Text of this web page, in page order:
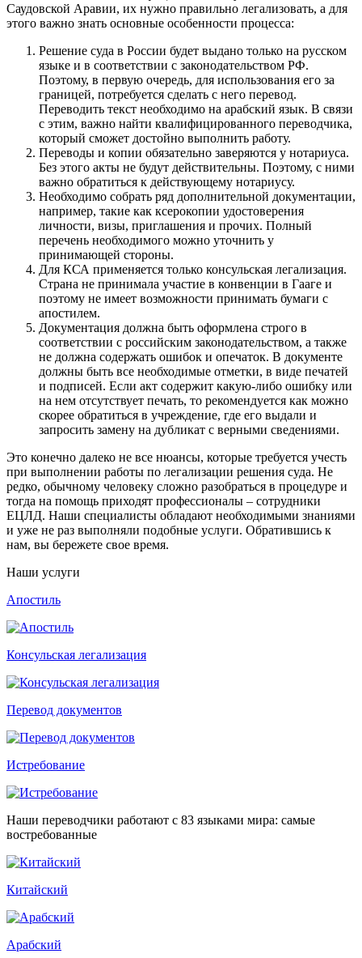
Саудовской Аравии, их нужно правильно легализовать, а для
этого важно знать основные особенности процесса:
Решение суда в России будет выдано только на русском
языке и в соответствии с законодательством РФ.
Поэтому, в первую очередь, для использования его за
границей, потребуется сделать с него перевод.
Переводить текст необходимо на арабский язык. В связи
с этим, важно найти квалифицированного переводчика,
который сможет достойно выполнить работу.
Переводы и копии обязательно заверяются у нотариуса.
Без этого акты не будут действительны. Поэтому, с ними
важно обратиться к действующему нотариусу.
Необходимо собрать ряд дополнительной документации,
например, такие как ксерокопии удостоверения
личности, визы, приглашения и прочих. Полный
перечень необходимого можно уточнить у
принимающей стороны.
Для КСА применяется только консульская легализация.
Страна не принимала участие в конвенции в Гааге и
поэтому не имеет возможности принимать бумаги с
апостилем.
Документация должна быть оформлена строго в
соответствии с российским законодательством, а также
не должна содержать ошибок и опечаток. В документе
должны быть все необходимые отметки, в виде печатей
и подписей. Если акт содержит какую-либо ошибку или
на нем отсутствует печать, то рекомендуется как можно
скорее обратиться в учреждение, где его выдали и
запросить замену на дубликат с верными сведениями.
Это конечно далеко не все нюансы, которые требуется учесть
при выполнении работы по легализации решения суда. Не
редко, обычному человеку сложно разобраться в процедуре и
тогда на помощь приходят профессионалы – сотрудники
ЕЦЛД. Наши специалисты обладают необходимыми знаниями
и уже не раз выполняли подобные услуги. Обратившись к
нам, вы бережете свое время.
Наши услуги
Апостиль
Консульская легализация
Перевод документов
Истребование
Наши переводчики работают с 83 языками мира: самые
востребованные
Китайский
Арабский